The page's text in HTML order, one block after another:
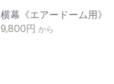
横幕《エアードーム用》
9,800円 から